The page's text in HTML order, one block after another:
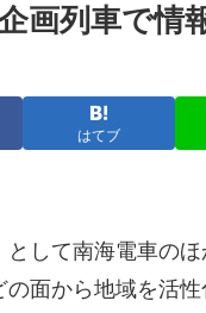
画列車で情
はてブ
して南海電車の
面から地域を活